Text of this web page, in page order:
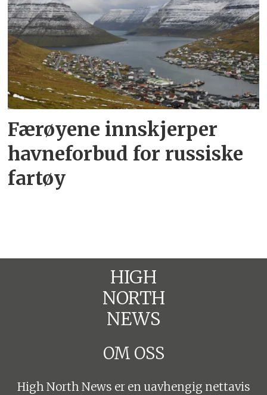
Færøyene innskjerper
havneforbud for russiske
fartøy
HIGH
NORTH
NEWS
OM OSS
High North News er en uavhengig nettavis